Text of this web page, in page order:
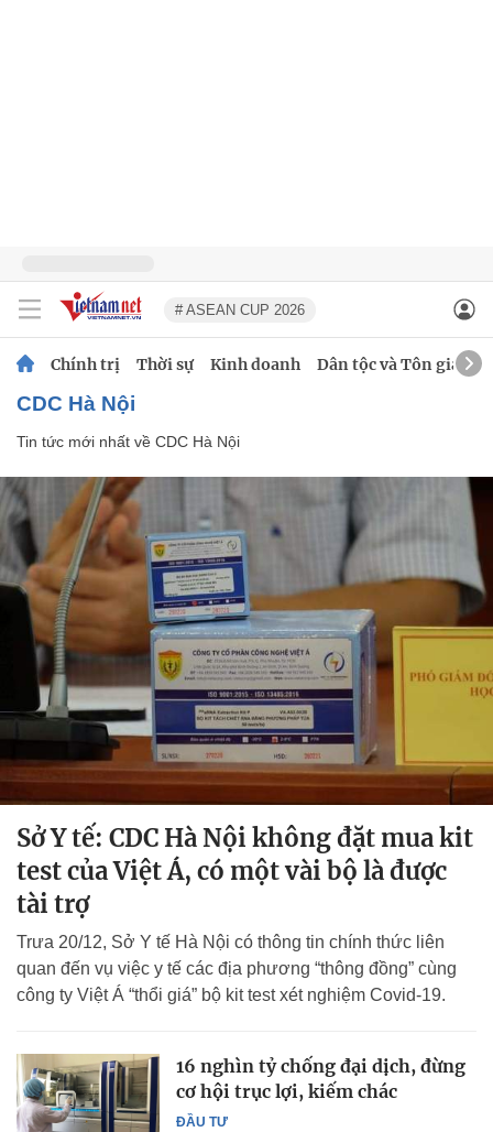
# ASEAN CUP 2026
Chính trị Thời sự Kinh doanh Dân tộc và Tôn giáo
CDC Hà Nội
Tin tức mới nhất về CDC Hà Nội
Sở Y tế: CDC Hà Nội không đặt mua kit
test của Việt Á, có một vài bộ là được
tài trợ
Trưa 20/12, Sở Y tế Hà Nội có thông tin chính thức liên
quan đến vụ việc y tế các địa phương “thông đồng” cùng
công ty Việt Á “thổi giá” bộ kit test xét nghiệm Covid-19.
ĐẦU TƯ
16 nghìn tỷ chống đại dịch, đừng
cơ hội trục lợi, kiếm chác